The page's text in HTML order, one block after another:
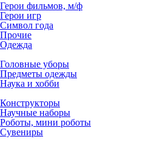
Герои фильмов, м/ф
Герои игр
Символ года
Прочие
Одежда
Головные уборы
Предметы одежды
Наука и хобби
Конструкторы
Научные наборы
Роботы, мини роботы
Сувениры